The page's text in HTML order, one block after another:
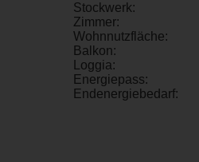
Stockwerk:
Zimmer:
Wohnnutzfläche:
Balkon:
Loggia:
Energiepass:
Endenergiebedarf: